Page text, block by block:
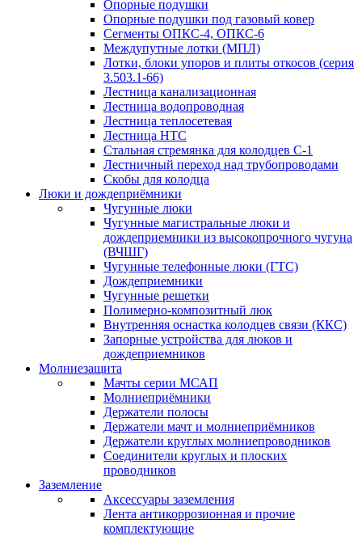
Опорные подушки
Опорные подушки под газовый ковер
Сегменты ОПКС-4, ОПКС-6
Междупутные лотки (МПЛ)
Лотки, блоки упоров и плиты откосов (серия
3.503.1-66)
Лестница канализационная
Лестница водопроводная
Лестница теплосетевая
Лестница НТС
Стальная стремянка для колодцев С-1
Лестничный переход над трубопроводами
Скобы для колодца
Люки и дождеприёмники
Чугунные люки
Чугунные магистральные люки и
дождеприемники из высокопрочного чугуна
(ВЧШГ)
Чугунные телефонные люки (ГТС)
Дождеприемники
Чугунные решетки
Полимерно-композитный люк
Внутренняя оснастка колодцев связи (ККС)
Запорные устройства для люков и
дождеприемников
Молниезащита
Мачты серии МСАП
Молниеприёмники
Держатели полосы
Держатели мачт и молниеприёмников
Держатели круглых молниепроводников
Cоединители круглых и плоских
проводников
Заземление
Аксессуары заземления
Лента антикоррозионная и прочие
комплектующие